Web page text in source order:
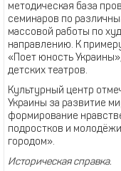
методическая база
семинаров по
массовой работы по
направлению. К
«Поет юность
детских театров.
Культурный центр
Украины за развитие
формирование
подростков и
городом».
Историческая справка.